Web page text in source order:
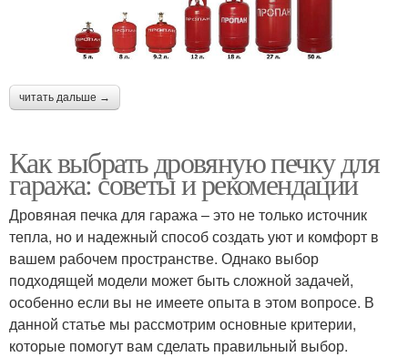
читать дальше →
Как выбрать дровяную печку для
гаража: советы и рекомендации
Дровяная печка для гаража – это не только источник
тепла, но и надежный способ создать уют и комфорт в
вашем рабочем пространстве. Однако выбор
подходящей модели может быть сложной задачей,
особенно если вы не имеете опыта в этом вопросе. В
данной статье мы рассмотрим основные критерии,
которые помогут вам сделать правильный выбор.